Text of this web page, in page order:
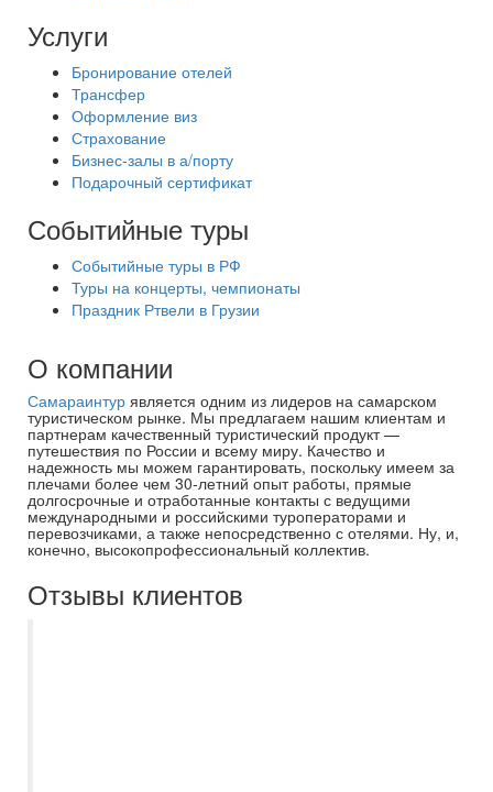
Услуги
Бронирование отелей
Трансфер
Оформление виз
Страхование
Бизнес-залы в а/порту
Подарочный сертификат
Событийные туры
Событийные туры в РФ
Туры на концерты, чемпионаты
Праздник Ртвели в Грузии
О компании
Самараинтур является одним из лидеров на самарском
туристическом рынке. Мы предлагаем нашим клиентам и
партнерам качественный туристический продукт —
путешествия по России и всему миру. Качество и
надежность мы можем гарантировать, поскольку имеем за
плечами более чем 30-летний опыт работы, прямые
долгосрочные и отработанные контакты с ведущими
международными и российскими туроператорами и
перевозчиками, а также непосредственно с отелями. Ну, и,
конечно, высокопрофессиональный коллектив.
Отзывы клиентов